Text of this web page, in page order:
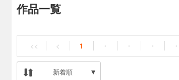
作品一覧
<< < 1 ・ ・ ・ ・
新着順